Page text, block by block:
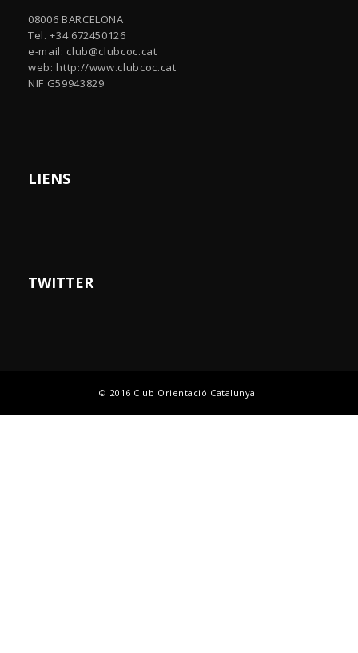
08006 BARCELONA
Tel. +34 672450126
e-mail: club@clubcoc.cat
web: http://www.clubcoc.cat
NIF G59943829
LIENS
TWITTER
© 2016 Club Orientació Catalunya.